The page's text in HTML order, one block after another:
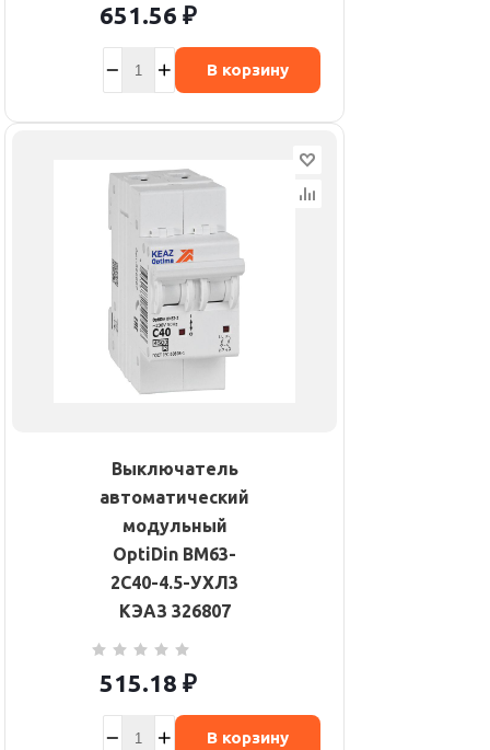
651.56 ₽
В корзину
Выключатель
автоматический
модульный
OptiDin BM63-
2C40-4.5-УХЛ3
КЭАЗ 326807
515.18 ₽
В корзину